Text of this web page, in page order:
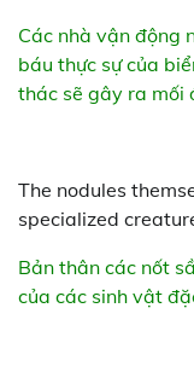
Các nhà vận động
báu thực sự của
thác sẽ gây ra mối
The nodules
specialized
Bản thân các nốt
của các sinh vật